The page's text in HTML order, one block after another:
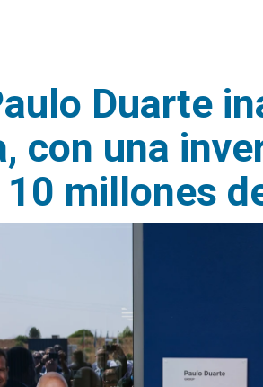
Duarte
con una
10 millones